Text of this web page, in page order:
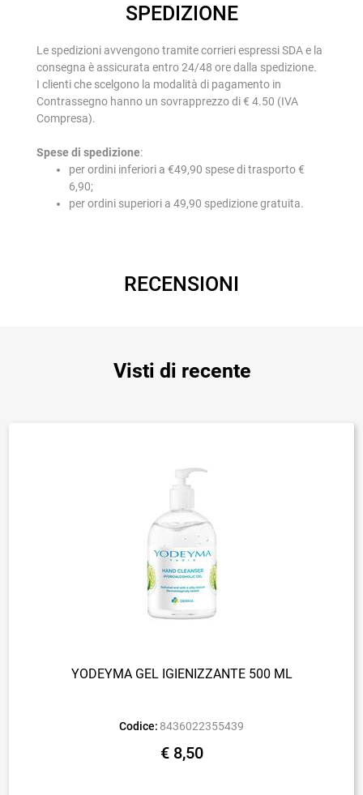
SPEDIZIONE
Le spedizioni avvengono tramite corrieri espressi SDA e la
consegna è assicurata entro 24/48 ore dalla spedizione.
I clienti che scelgono la modalità di pagamento in
Contrassegno hanno un sovrapprezzo di € 4.50 (IVA
Compresa).
Spese di spedizione:
per ordini inferiori a €49,90 spese di trasporto €
6,90;
per ordini superiori a 49,90 spedizione gratuita.
RECENSIONI
Visti di recente
YODEYMA GEL IGIENIZZANTE 500 ML
Codice: 8436022355439
€ 8,50